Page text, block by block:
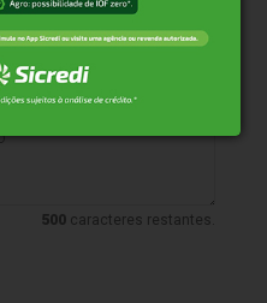
responsabilidade de quem
de reprovar ou eliminar
do site ou que
500 caracteres restantes.